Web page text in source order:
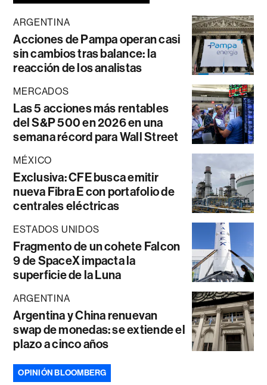
ARGENTINA
Acciones de Pampa operan casi
sin cambios tras balance: la
reacción de los analistas
MERCADOS
Las 5 acciones más rentables
del S&P 500 en 2026 en una
semana récord para Wall Street
MÉXICO
Exclusiva: CFE busca emitir
nueva Fibra E con portafolio de
centrales eléctricas
ESTADOS UNIDOS
Fragmento de un cohete Falcon
9 de SpaceX impacta la
superficie de la Luna
ARGENTINA
Argentina y China renuevan
swap de monedas: se extiende el
plazo a cinco años
OPINIÓN BLOOMBERG